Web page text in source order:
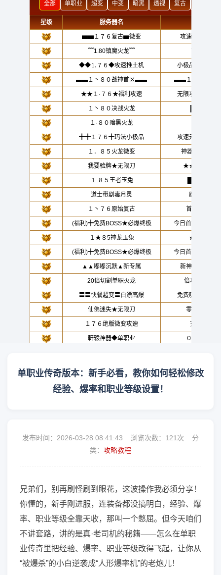
单职业传奇版本：新手必看，教你如何轻松修改
经验、爆率和职业等级设置！
发布时间：2026-03-28 08:41:43 浏览次数： 121次 分
类： 攻略教程
兄弟们，别再刷怪刷到眼花，这波操作我必须分享！
你懂的，新手刚进服，连装备都没搞明白，经验、爆
率、职业等级全靠天收，那叫一个憋屈。但今天咱们
不讲套路，讲的是真·老司机的秘籍——怎么在单职
业传奇里把经验、爆率、职业等级改得飞起，让你从
“被爆杀”的小白逆袭成“人形爆率机”的老炮儿！